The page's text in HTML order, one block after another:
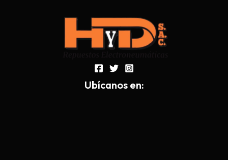
Ubícanos en: